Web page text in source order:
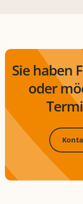
Sie haben
oder